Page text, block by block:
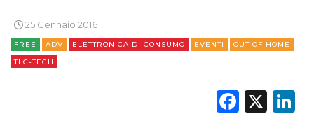
TREND
CASE HISTORY
25 Gennaio 2016
FREE ADV ELETTRONICA DI CONSUMO EVENTI
OUT OF HOME
TLC-TECH
X